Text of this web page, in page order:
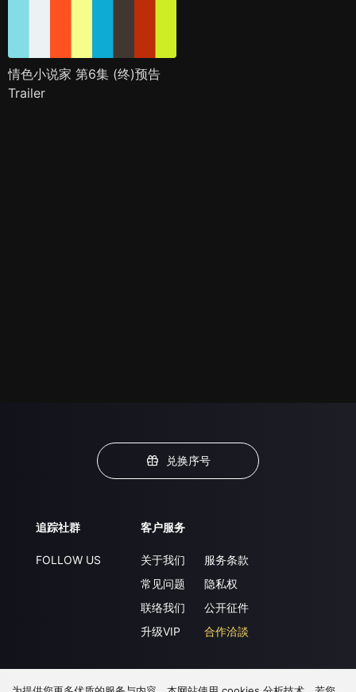
情色小说家 第6集 (终)预告
Trailer
兑换序号
追踪社群
FOLLOW US
客户服务
关于我们
常见问题
联络我们
升级VIP
服务条款
隐私权
公开征件
合作洽談